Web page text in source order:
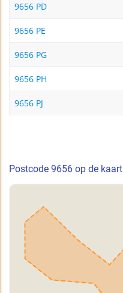
9656 PD
9656 PE
9656 PG
9656 PH
9656 PJ
Postcode 9656 op de kaart